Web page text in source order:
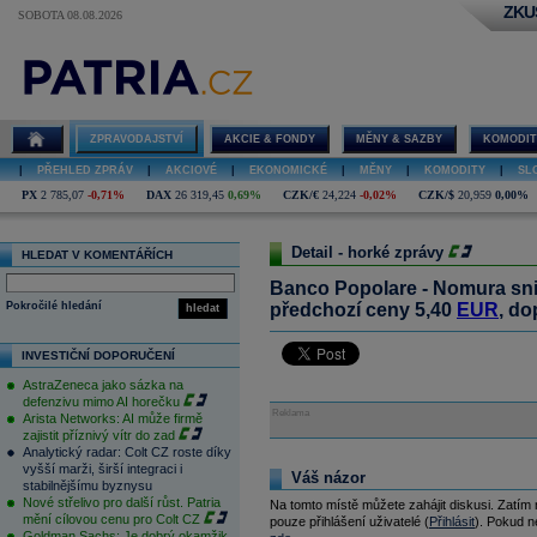
SOBOTA 08.08.2026
ZPRAVODAJSTVÍ AKCIE & FONDY MĚNY & SAZBY
PŘEHLED ZPRÁV AKCIOVÉ EKONOMICKÉ MĚNY KOMODITY
PX 2 785,07 -0,71% DAX 26 319,45 0,69% CZK/€ 24,224 -0,02% CZK/$ 20,959 0,00%
HLEDAT V KOMENTÁŘÍCH
hledat
Pokročilé hledání
INVESTIČNÍ DOPORUČENÍ
AstraZeneca jako sázka na
defenzivu mimo AI horečku
Arista Networks: AI může firmě
zajistit příznivý vítr do zad
Analytický radar: Colt CZ roste díky
vyšší marži, širší integraci i
stabilnějšímu byznysu
Nové střelivo pro další růst. Patria
mění cílovou cenu pro Colt CZ
Detail - horké zprávy
Banco Popolare - Nomura
předchozí ceny 5,40 EUR,
Reklama
Váš názor
Na tomto místě můžete zahájit diskusi.
pouze přihlášení uživatelé (Přihlásit). Pokud